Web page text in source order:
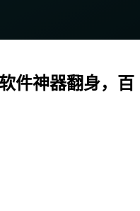
件神器翻身，百